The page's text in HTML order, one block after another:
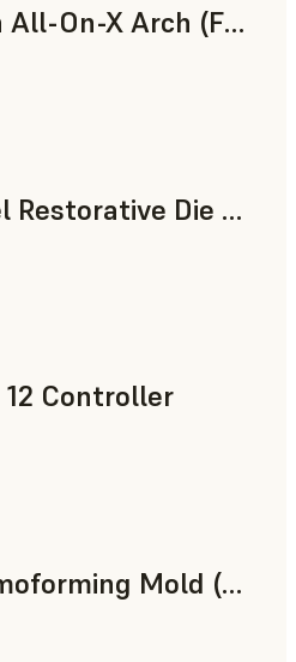
Premium Teeth All-On-X Arch (Form 4)
Precision Model Restorative Die Model
Controller
Rigid 10K Thermoforming Mold (Form 4)